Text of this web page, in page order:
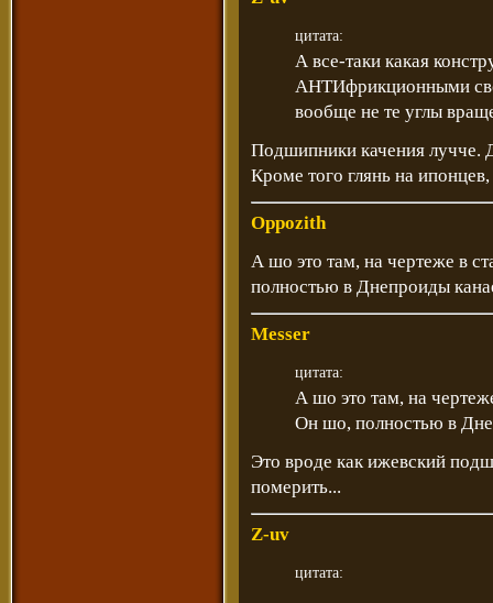
цитата:
А все-таки какая
АНТИфрикционными
вообще не те углы
Подшипники качения лучче.
Кроме того глянь на
Oppozith
А шо это там, на чертеже в
полностью в Днепроиды
Messer
цитата:
А шо это там, на
Он шо, полностью в
Это вроде как ижевский
померить...
Z-uv
цитата: